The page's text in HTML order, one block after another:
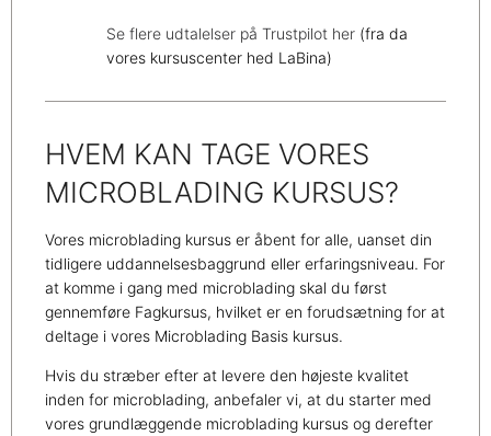
Se flere udtalelser på Trustpilot her (fra da
vores kursuscenter hed LaBina)
HVEM KAN TAGE VORES
MICROBLADING KURSUS?
Vores microblading kursus er åbent for alle, uanset din
tidligere uddannelsesbaggrund eller erfaringsniveau. For
at komme i gang med microblading skal du først
gennemføre Fagkursus, hvilket er en forudsætning for at
deltage i vores Microblading Basis kursus.
Hvis du stræber efter at levere den højeste kvalitet
inden for microblading, anbefaler vi, at du starter med
vores grundlæggende microblading kursus og derefter